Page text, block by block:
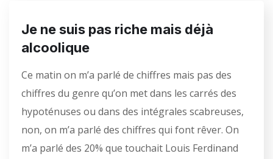
Je ne suis pas riche mais déjà
alcoolique
Ce matin on m’a parlé de chiffres mais pas des
chiffres du genre qu’on met dans les carrés des
hypoténuses ou dans des intégrales scabreuses,
non, on m’a parlé des chiffres qui font rêver. On
m’a parlé des 20% que touchait Louis Ferdinand